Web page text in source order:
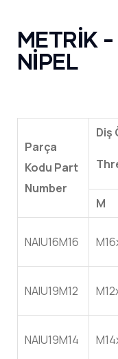
METRİK -
NİPEL
Parça
Kodu Part
Number
Diş
M
NAIU16M16
NAIU19M12
NAIU19M14